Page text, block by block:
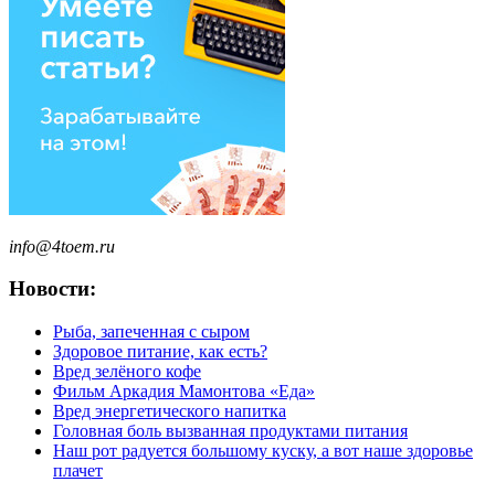
info@4toem.ru
Новости:
Рыба, запеченная с сыром
Здоровое питание, как есть?
Вред зелёного кофе
Фильм Аркадия Мамонтова «Еда»
Вред энергетического напитка
Головная боль вызванная продуктами питания
Наш рот радуется большому куску, а вот наше здоровье
плачет